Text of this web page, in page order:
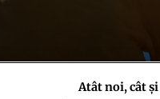
Atât noi, cât